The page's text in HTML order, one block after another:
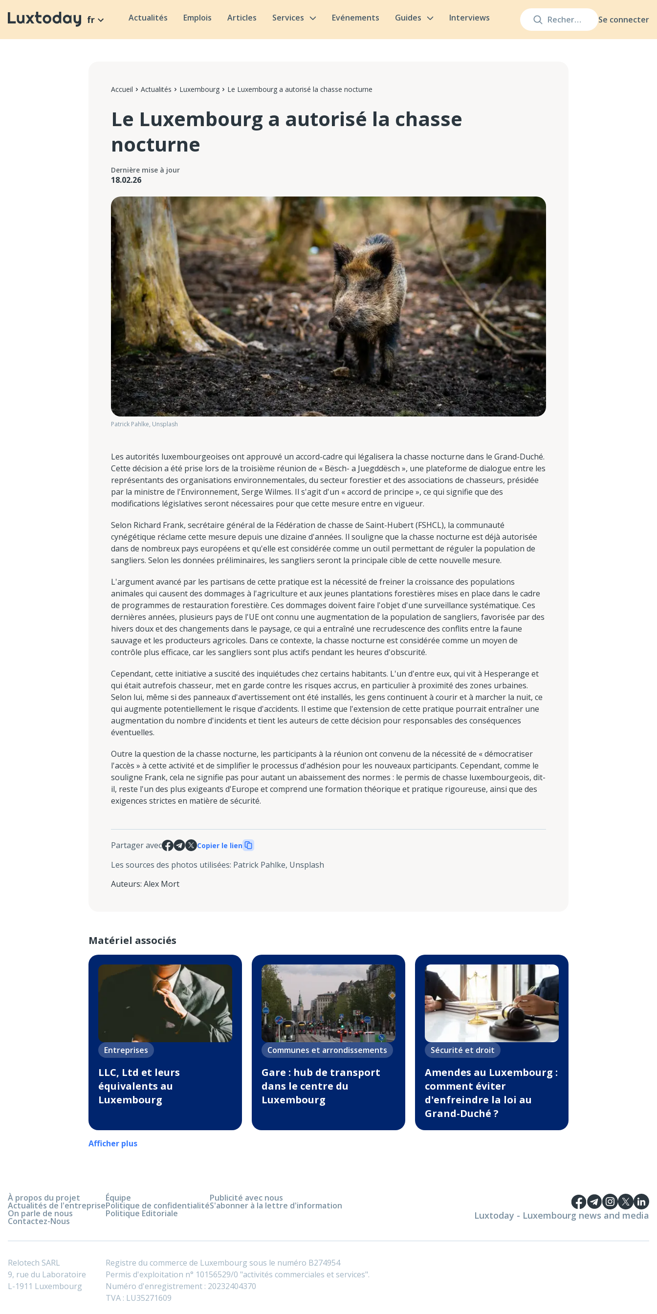
Se connecter
fr Actualités Emplois Articles Services Evénements Guides Interviews
Accueil Actualités Luxembourg Le Luxembourg a autorisé la chasse nocturne
Le Luxembourg a autorisé la chasse
nocturne
Dernière mise à jour
18.02.26
Patrick Pahlke, Unsplash
Les autorités luxembourgeoises ont approuvé un accord-cadre qui légalisera la chasse nocturne dans le Grand-Duché.
Cette décision a été prise lors de la troisième réunion de « Bësch- a Juegddësch », une plateforme de dialogue entre les
représentants des organisations environnementales, du secteur forestier et des associations de chasseurs, présidée
par la ministre de l'Environnement, Serge Wilmes. Il s'agit d'un « accord de principe », ce qui signifie que des
modifications législatives seront nécessaires pour que cette mesure entre en vigueur.
Selon Richard Frank, secrétaire général de la Fédération de chasse de Saint-Hubert (FSHCL), la communauté
cynégétique réclame cette mesure depuis une dizaine d'années. Il souligne que la chasse nocturne est déjà autorisée
dans de nombreux pays européens et qu'elle est considérée comme un outil permettant de réguler la population de
sangliers. Selon les données préliminaires, les sangliers seront la principale cible de cette nouvelle mesure.
L'argument avancé par les partisans de cette pratique est la nécessité de freiner la croissance des populations
animales qui causent des dommages à l'agriculture et aux jeunes plantations forestières mises en place dans le cadre
de programmes de restauration forestière. Ces dommages doivent faire l'objet d'une surveillance systématique. Ces
dernières années, plusieurs pays de l'UE ont connu une augmentation de la population de sangliers, favorisée par des
hivers doux et des changements dans le paysage, ce qui a entraîné une recrudescence des conflits entre la faune
sauvage et les producteurs agricoles. Dans ce contexte, la chasse nocturne est considérée comme un moyen de
contrôle plus efficace, car les sangliers sont plus actifs pendant les heures d'obscurité.
Cependant, cette initiative a suscité des inquiétudes chez certains habitants. L'un d'entre eux, qui vit à Hesperange et
qui était autrefois chasseur, met en garde contre les risques accrus, en particulier à proximité des zones urbaines.
Selon lui, même si des panneaux d'avertissement ont été installés, les gens continuent à courir et à marcher la nuit, ce
qui augmente potentiellement le risque d'accidents. Il estime que l'extension de cette pratique pourrait entraîner une
augmentation du nombre d'incidents et tient les auteurs de cette décision pour responsables des conséquences
éventuelles.
Outre la question de la chasse nocturne, les participants à la réunion ont convenu de la nécessité de « démocratiser
l'accès » à cette activité et de simplifier le processus d'adhésion pour les nouveaux participants. Cependant, comme le
souligne Frank, cela ne signifie pas pour autant un abaissement des normes : le permis de chasse luxembourgeois, dit-
il, reste l'un des plus exigeants d'Europe et comprend une formation théorique et pratique rigoureuse, ainsi que des
exigences strictes en matière de sécurité.
Partager avec Copier le lien
Les sources des photos utilisées: Patrick Pahlke, Unsplash
Auteurs: Alex Mort
Matériel associés
Entreprises
LLC, Ltd et leurs
équivalents au
Luxembourg
Communes et arrondissements
Gare : hub de transport
dans le centre du
Luxembourg
Sécurité et droit
Amendes au Luxembourg :
comment éviter
d'enfreindre la loi au
Grand-Duché ?
Afficher plus
À propos du projet
Actualités de l'entreprise
On parle de nous
Contactez-Nous
Équipe
Politique de confidentialité
Politique Editoriale
Publicité avec nous
S'abonner à la lettre d'information
Luxtoday - Luxembourg news and media
Relotech SARL
9, rue du Laboratoire
L-1911 Luxembourg
Registre du commerce de Luxembourg sous le numéro B274954
Permis d'exploitation n° 10156529/0 "activités commerciales et services".
Numéro d'enregistrement : 20232404370
TVA : LU35271609